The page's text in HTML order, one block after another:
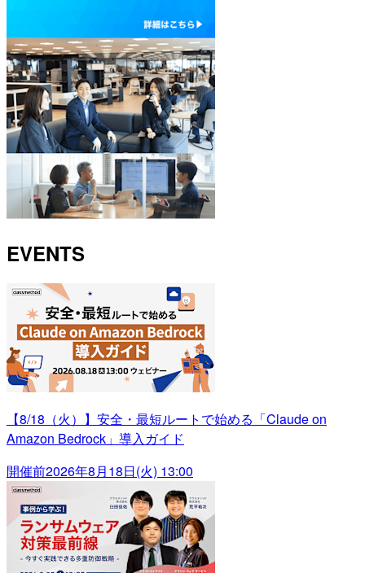
EVENTS
【8/18（火）】安全・最短ルートで始める「Claude on
Amazon Bedrock」導入ガイド
開催前2026年8月18日(火) 13:00